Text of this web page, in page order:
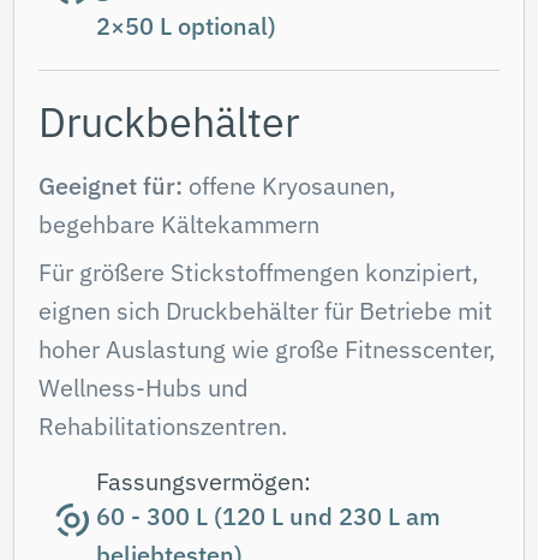
mit niedriger bis mittlerer Kundenfrequenz
stehen.
Fassungsvermögen:
10 L, 35 L, 50 L
Verdampfungsrate:
0,35% der Gesamtkapazität pro
Tag
Nachfüllen:
Beim Lieferanten oder vor Ort
Platzierung:
Rollt in eine Kryosauna hinein (Pro-
& Basic-Modelle)